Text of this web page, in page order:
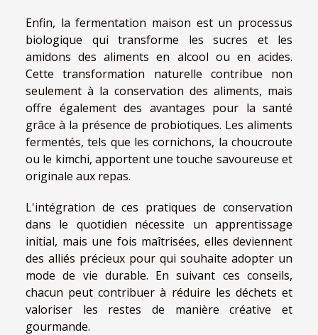
Enfin, la fermentation maison est un processus
biologique qui transforme les sucres et les
amidons des aliments en alcool ou en acides.
Cette transformation naturelle contribue non
seulement à la conservation des aliments, mais
offre également des avantages pour la santé
grâce à la présence de probiotiques. Les aliments
fermentés, tels que les cornichons, la choucroute
ou le kimchi, apportent une touche savoureuse et
originale aux repas.
L'intégration de ces pratiques de conservation
dans le quotidien nécessite un apprentissage
initial, mais une fois maîtrisées, elles deviennent
des alliés précieux pour qui souhaite adopter un
mode de vie durable. En suivant ces conseils,
chacun peut contribuer à réduire les déchets et
valoriser les restes de manière créative et
gourmande.